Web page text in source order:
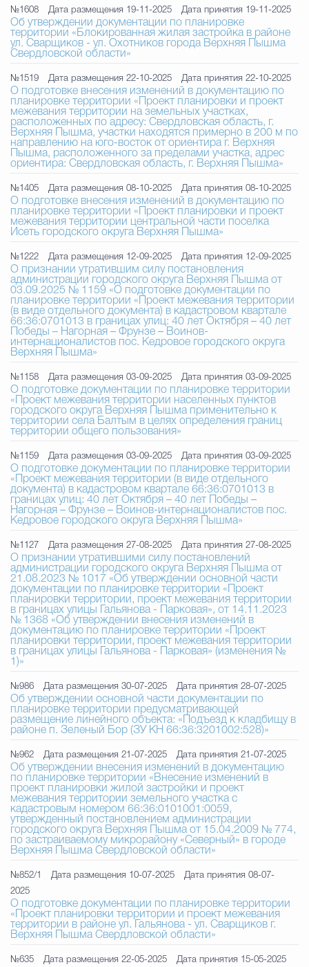
№1608 Дата размещения 19-11-2025 Дата принятия 19-11-2025
Об утверждении документации по планировке
территории «Блокированная жилая застройка в районе
ул. Сварщиков - ул. Охотников города Верхняя Пышма
Свердловской области»
№1519 Дата размещения 22-10-2025 Дата принятия 22-10-2025
О подготовке внесения изменений в документацию по
планировке территории «Проект планировки и проект
межевания территории на земельных участках,
расположенных по адресу: Свердловская область, г.
Верхняя Пышма, участки находятся примерно в 200 м по
направлению на юго-восток от ориентира г. Верхняя
Пышма, расположенного за пределами участка, адрес
ориентира: Свердловская область, г. Верхняя Пышма»
№1405 Дата размещения 08-10-2025 Дата принятия 08-10-2025
О подготовке внесения изменений в документацию по
планировке территории «Проект планировки и проект
межевания территории центральной части поселка
Исеть городского округа Верхняя Пышма»
№1222 Дата размещения 12-09-2025 Дата принятия 12-09-2025
О признании утратившим силу постановления
администрации городского округа Верхняя Пышма от
03.09.2025 № 1159 «О подготовке документации по
планировке территории «Проект межевания территории
(в виде отдельного документа) в кадастровом квартале
66:36:0701013 в границах улиц: 40 лет Октября – 40 лет
Победы – Нагорная – Фрунзе – Воинов-
интернационалистов пос. Кедровое городского округа
Верхняя Пышма»
№1158 Дата размещения 03-09-2025 Дата принятия 03-09-2025
О подготовке документации по планировке территории
«Проект межевания территории населенных пунктов
городского округа Верхняя Пышма применительно к
территории села Балтым в целях определения границ
территории общего пользования»
№1159 Дата размещения 03-09-2025 Дата принятия 03-09-2025
О подготовке документации по планировке территории
«Проект межевания территории (в виде отдельного
документа) в кадастровом квартале 66:36:0701013 в
границах улиц: 40 лет Октября – 40 лет Победы –
Нагорная – Фрунзе – Воинов-интернационалистов пос.
Кедровое городского округа Верхняя Пышма»
№1127 Дата размещения 27-08-2025 Дата принятия 27-08-2025
О признании утратившими силу постановлений
администрации городского округа Верхняя Пышма от
21.08.2023 № 1017 «Об утверждении основной части
документации по планировке территории «Проект
планировки территории, проект межевания территории
в границах улицы Гальянова - Парковая», от 14.11.2023
№ 1368 «Об утверждении внесения изменений в
документацию по планировке территории «Проект
планировки территории, проект межевания территории
в границах улицы Гальянова - Парковая» (изменения №
1)»
№986 Дата размещения 30-07-2025 Дата принятия 28-07-2025
Об утверждении основной части документации по
планировке территории предусматривающей
размещение линейного объекта: «Подъезд к кладбищу в
районе п. Зеленый Бор (ЗУ КН 66:36:3201002:528)»
№962 Дата размещения 21-07-2025 Дата принятия 21-07-2025
Об утверждении внесения изменений в документацию
по планировке территории «Внесение изменений в
проект планировки жилой застройки и проект
межевания территории земельного участка с
кадастровым номером 66:36:0101001:0059,
утвержденный постановлением администрации
городского округа Верхняя Пышма от 15.04.2009 № 774,
по застраиваемому микрорайону «Северный» в городе
Верхняя Пышма Свердловской области»
№852/1 Дата размещения 10-07-2025
Дата принятия 08-07-
2025
О подготовке документации по планировке территории
«Проект планировки территории и проект межевания
территории в районе ул. Гальянова - ул. Сварщиков г.
Верхняя Пышма Свердловской области»
№635 Дата размещения 22-05-2025 Дата принятия 15-05-2025